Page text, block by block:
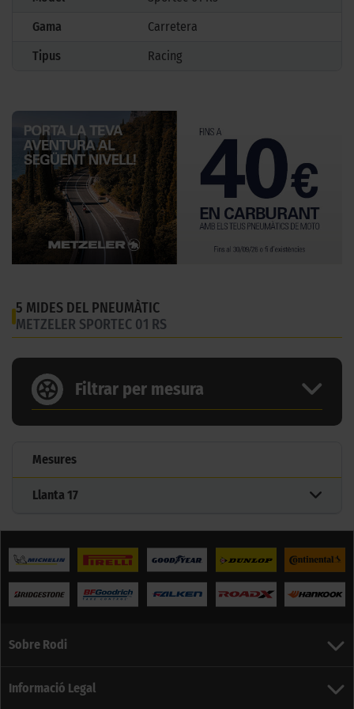
Gama
Carretera
Tipus
Racing
5 MIDES DEL PNEUMÀTIC
METZELER SPORTEC 01 RS
Filtrar per mesura
Mesures
Llanta 17
Sobre Rodi
Informació Legal